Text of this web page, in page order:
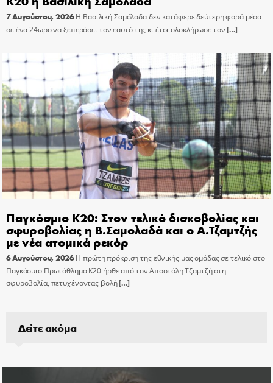
7 Αυγούστου, 2026 Η Βασιλική Σαμόλαδα δεν κατάφερε δεύτερη φορά μέσα
σε ένα 24ωρο να ξεπεράσει τον εαυτό της κι έτσι ολοκλήρωσε τον[…]
Παγκόσμιο Κ20: Στον τελικό δισκοβολίας και
σφυροβολίας η Β.Σαμολαδά και ο Α.Τζαμτζής
με νέα ατομικά ρεκόρ
6 Αυγούστου, 2026 Η πρώτη πρόκριση της εθνικής μας ομάδας σε τελικό στο
Παγκόσμιο Πρωτάθλημα Κ20 ήρθε από τον Αποστόλη Τζαμτζή στη
σφυροβολία, πετυχένοντας βολή[…]
Δείτε ακόμα